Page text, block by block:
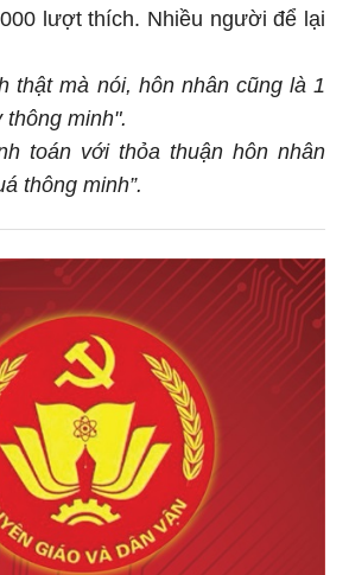
lượt thích. Nhiều người để lại
thật mà nói, hôn nhân cũng là 1
minh".
toán với thỏa thuận hôn nhân
thông minh”.